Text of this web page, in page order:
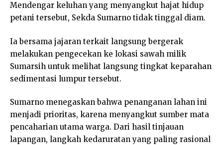
Mendengar keluhan yang menyangkut hajat hidup
petani tersebut, Sekda Sumarno tidak tinggal diam.
Ia bersama jajaran terkait langsung bergerak
melakukan pengecekan ke lokasi sawah milik
Sumarsih untuk melihat langsung tingkat keparahan
sedimentasi lumpur tersebut.
Sumarno menegaskan bahwa penanganan lahan ini
menjadi prioritas, karena menyangkut sumber mata
pencaharian utama warga. Dari hasil tinjauan
lapangan, langkah kedaruratan yang paling rasional